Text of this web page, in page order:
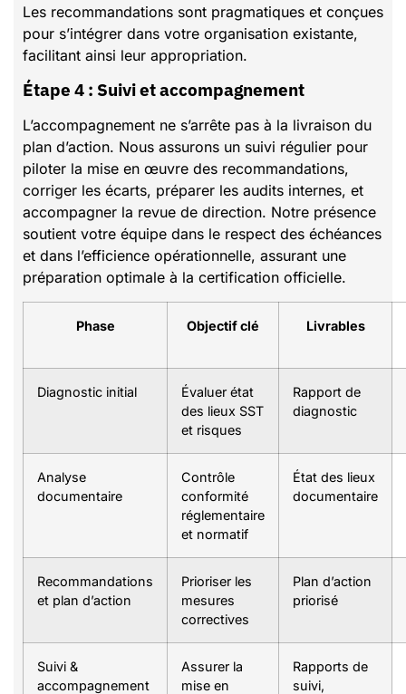
Les recommandations sont pragmatiques et conçues
pour s’intégrer dans votre organisation existante,
facilitant ainsi leur appropriation.
Étape 4 : Suivi et accompagnement
L’accompagnement ne s’arrête pas à la livraison du
plan d’action. Nous assurons un suivi régulier pour
piloter la mise en œuvre des recommandations,
corriger les écarts, préparer les audits internes, et
accompagner la revue de direction. Notre présence
soutient votre équipe dans le respect des échéances
et dans l’efficience opérationnelle, assurant une
préparation optimale à la certification officielle.
Phase Objectif clé Livrables
Diagnostic initial
Évaluer état
des lieux SST
et risques
Rapport de
diagnostic
Analyse
documentaire
Contrôle
conformité
réglementaire
et normatif
État des lieux
documentaire
Recommandations
et plan d’action
Prioriser les
mesures
correctives
Plan d’action
priorisé
Suivi &
accompagnement
Assurer la
mise en
Rapports de
suivi,